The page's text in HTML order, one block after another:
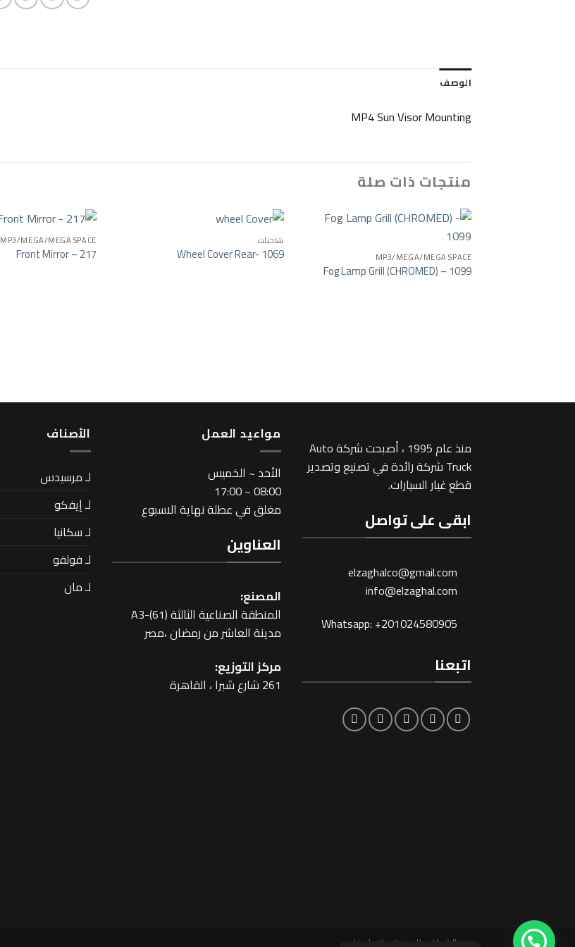
الوصف
MP4 Sun Visor Mounting
منتجات ذات صلة
Add to wishlist MP3/MEGA/MEGA SPACE
Fog Lamp Grill (CHROMED) – 1099
Add to wishlist
شاحنات
Wheel Cover Rear- 1069
MP3/MEGA/MEGA SPACE
Front Mirror – 217
منذ عام 1995 ، أصبحت شركة Auto
Truck شركة رائدة في تصنيع وتصدير
قطع غيار السيارات.
ابقى على تواصل
elzaghalco@gmail.com
info@elzaghal.com
Whatsapp: +201024580905
اتبعنا
مواعيد العمل
اﻷحد ~ الخميس
08:00 ~ 17:00
مغلق في عطلة نهاية الاسبوع
العناوين
المصنع:
المنطقة الصناعية الثالثة A3-(61)
مدينة العاشر من رمضان ،مصر
مركز التوزيع:
261 شارع شبرا ، القاهرة
اﻷصناف
لـ مرسيدس
لـ إيفكو
لـ سكانيا
لـ فولفو
لـ مان
عن الشركة المدونة اتصل بنا